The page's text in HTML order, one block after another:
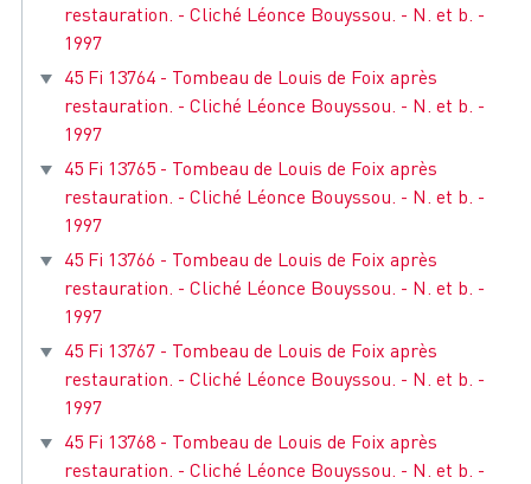
restauration. - Cliché Léonce Bouyssou. - N. et b. -
1997
45 Fi 13764 - Tombeau de Louis de Foix après
restauration. - Cliché Léonce Bouyssou. - N. et b. -
1997
45 Fi 13765 - Tombeau de Louis de Foix après
restauration. - Cliché Léonce Bouyssou. - N. et b. -
1997
45 Fi 13766 - Tombeau de Louis de Foix après
restauration. - Cliché Léonce Bouyssou. - N. et b. -
1997
45 Fi 13767 - Tombeau de Louis de Foix après
restauration. - Cliché Léonce Bouyssou. - N. et b. -
1997
45 Fi 13768 - Tombeau de Louis de Foix après
restauration. - Cliché Léonce Bouyssou. - N. et b. -